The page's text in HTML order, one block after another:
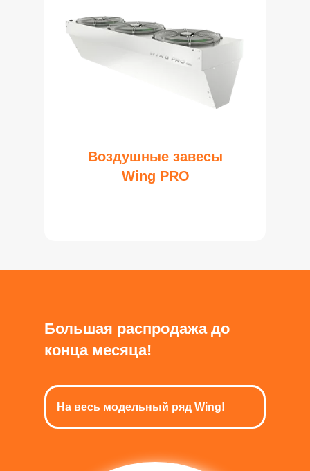
Воздушные завесы
Wing PRO
Большая распродажа до
конца месяца!
На весь модельный ряд Wing!